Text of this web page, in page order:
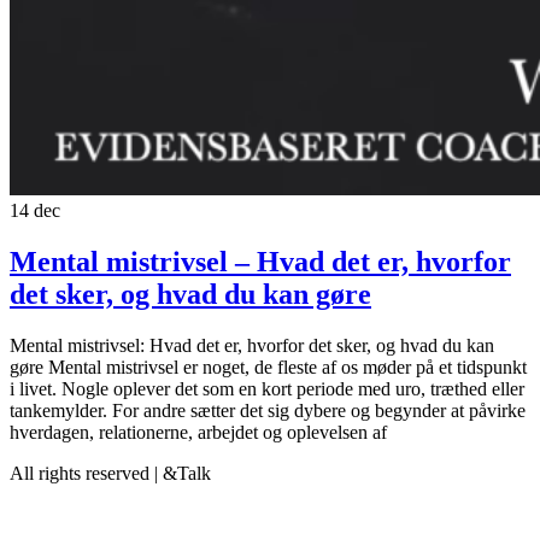
14 dec
Mental mistrivsel – Hvad det er, hvorfor
det sker, og hvad du kan gøre
Mental mistrivsel: Hvad det er, hvorfor det sker, og hvad du kan
gøre Mental mistrivsel er noget, de fleste af os møder på et tidspunkt
i livet. Nogle oplever det som en kort periode med uro, træthed eller
tankemylder. For andre sætter det sig dybere og begynder at påvirke
hverdagen, relationerne, arbejdet og oplevelsen af
All rights reserved | &Talk